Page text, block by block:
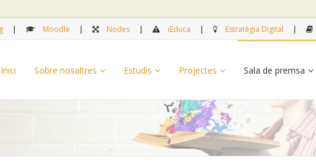
Moodle Nodes iEduca Estratègia Digital
Inici Sobre nosaltres Estudis Projectes Sala de premsa